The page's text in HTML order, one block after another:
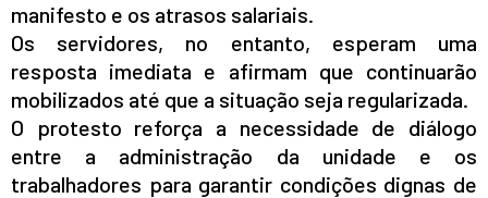
manifesto e os atrasos salariais.
Os servidores, no entanto, esperam uma
resposta imediata e afirmam que continuarão
mobilizados até que a situação seja regularizada.
O protesto reforça a necessidade de diálogo
entre a administração da unidade e os
trabalhadores para garantir condições dignas de